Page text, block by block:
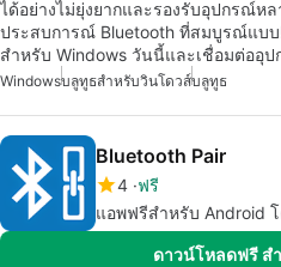
ได้อย่างไม่ยุ่งยากและรองรับอุปกรณ์ห
ประสบการณ์ Bluetooth ที่สมบูรณ์แบ
สำหรับ Windows วันนี้และเชื่อมต่ออุ
Windowsบลูทูธสำหรับวินโดวส์บลูทูธ
Bluetooth Pair
4 ฟรี
แอพฟรีสำหรับ Android
ดาวน์โหลดฟรี ส